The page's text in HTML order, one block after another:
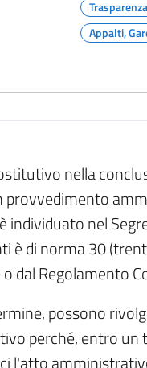
Appalti,
nella
provvedimento
individuato nel
è di norma 30
dal Regolamento
possono
perché, entro un
l'atto